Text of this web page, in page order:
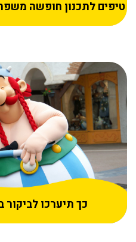
טיפים לתכנון חופשה
כך תיערכו